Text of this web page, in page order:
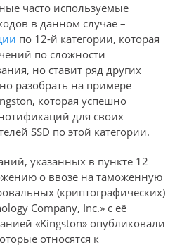
часто используемые
в данном случае –
по 12-й категории, которая
по сложности
но ставит ряд других
разобрать на примере
которая успешно
для своих
SSD по этой категории.
указанных в пункте 12
о ввозе на таможенную
(криптографических)
Company, Inc.» с её
«Kingston» опубликовали
относятся к